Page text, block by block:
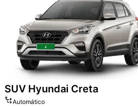
SUV Hyundai Creta
Automático